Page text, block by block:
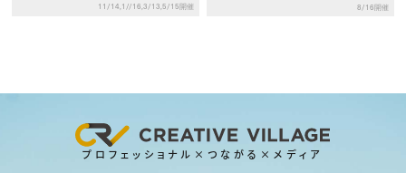
11/14,1//16,3/13,5/15開催
インプロセスとペルソナ～8/16開催
プロフェッショナル×つながる×メディア